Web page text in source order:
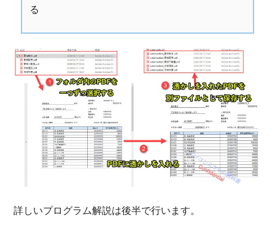
る
詳しいプログラム解説は後半で行います。